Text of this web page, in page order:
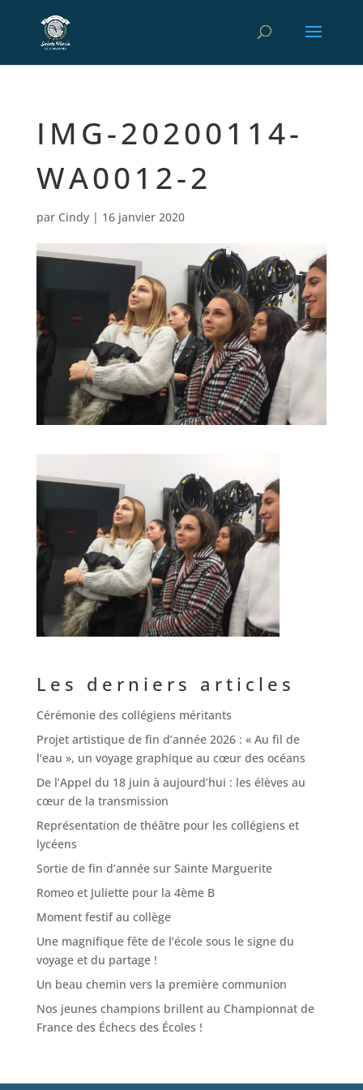
IMG-20200114-
WA0012-2
par Cindy| 16 janvier 2020
Les derniers articles
Cérémonie des collégiens méritants
Projet artistique de fin d’année 2026 : « Au fil de
l’eau », un voyage graphique au cœur des océans
De l’Appel du 18 juin à aujourd’hui : les élèves au
cœur de la transmission
Représentation de théâtre pour les collégiens et
lycéens
Sortie de fin d’année sur Sainte Marguerite
Romeo et Juliette pour la 4ème B
Moment festif au collège
Une magnifique fête de l’école sous le signe du
voyage et du partage !
Un beau chemin vers la première communion
Nos jeunes champions brillent au Championnat de
France des Échecs des Écoles !